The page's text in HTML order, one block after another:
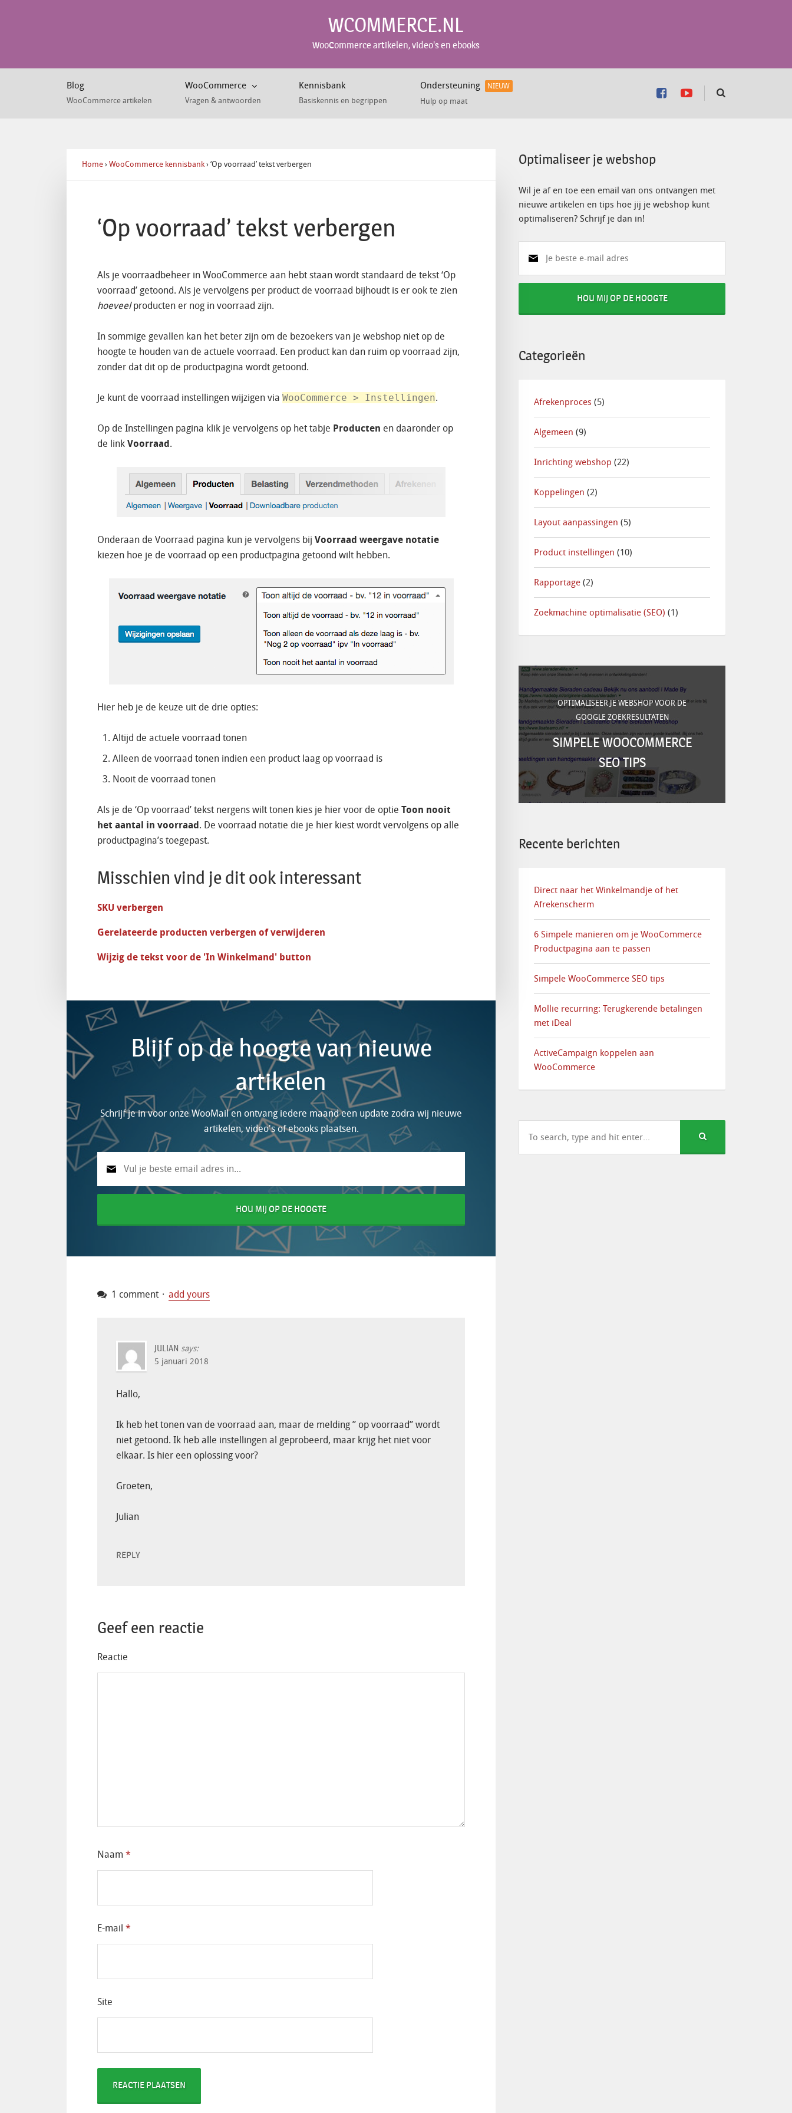
WCOMMERCE.NL
WooCommerce artikelen, video's en ebooks
Blog
WooCommerce artikelen
WooCommerce
Vragen & antwoorden
Kennisbank
Basiskennis en begrippen
Ondersteuning NIEUW
Hulp op maat
Home › WooCommerce kennisbank› ‘Op voorraad’ tekst verbergen
‘Op voorraad’ tekst verbergen
Als je voorraadbeheer in WooCommerce aan hebt staan wordt standaard de tekst ‘Op
voorraad’ getoond. Als je vervolgens per product de voorraad bijhoudt is er ook te zien
hoeveelproducten er nog in voorraad zijn.
In sommige gevallen kan het beter zijn om de bezoekers van je webshop niet op de
hoogte te houden van de actuele voorraad. Een product kan dan ruim op voorraad zijn,
zonder dat dit op de productpagina wordt getoond.
Je kunt de voorraad instellingen wijzigen via WooCommerce > Instellingen.
Op de Instellingen pagina klik je vervolgens op het tabje Producten en daaronder op
de link Voorraad.
Onderaan de Voorraad pagina kun je vervolgens bij Voorraad weergave notatie
kiezen hoe je de voorraad op een productpagina getoond wilt hebben.
Hier heb je de keuze uit de drie opties:
Altijd de actuele voorraad tonen
Alleen de voorraad tonen indien een product laag op voorraad is
Nooit de voorraad tonen
Als je de ‘Op voorraad’ tekst nergens wilt tonen kies je hier voor de optie Toon nooit
het aantal in voorraad. De voorraad notatie die je hier kiest wordt vervolgens op alle
productpagina’s toegepast.
Misschien vind je dit ook interessant
SKU verbergen
Gerelateerde producten verbergen of verwijderen
Wijzig de tekst voor de 'In Winkelmand' button
Blijf op de hoogte van nieuwe
artikelen
Schrijf je in voor onze WooMail en ontvang iedere maand een update zodra wij nieuwe
artikelen, video's of ebooks plaatsen.
HOU MIJ OP DE HOOGTE
1 comment add yours
JULIAN says:
5 januari 2018
Hallo,
Ik heb het tonen van de voorraad aan, maar de melding ” op voorraad” wordt
niet getoond. Ik heb alle instellingen al geprobeerd, maar krijg het niet voor
elkaar. Is hier een oplossing voor?
Groeten,
Julian
REPLY
Geef een reactie
Reactie
Naam *
E-mail *
Site
Optimaliseer je webshop
Wil je af en toe een email van ons ontvangen met
nieuwe artikelen en tips hoe jij je webshop kunt
optimaliseren? Schrijf je dan in!
HOU MIJ OP DE HOOGTE
Categorieën
Afrekenproces (5)
Algemeen (9)
Inrichting webshop (22)
Koppelingen (2)
Layout aanpassingen (5)
Product instellingen (10)
Rapportage (2)
Zoekmachine optimalisatie (SEO) (1)
OPTIMALISEER JE WEBSHOP VOOR DE
GOOGLE ZOEKRESULTATEN
SIMPELE WOOCOMMERCE
SEO TIPS
Recente berichten
Direct naar het Winkelmandje of het
Afrekenscherm
6 Simpele manieren om je WooCommerce
Productpagina aan te passen
Simpele WooCommerce SEO tips
Mollie recurring: Terugkerende betalingen
met iDeal
ActiveCampaign koppelen aan
WooCommerce